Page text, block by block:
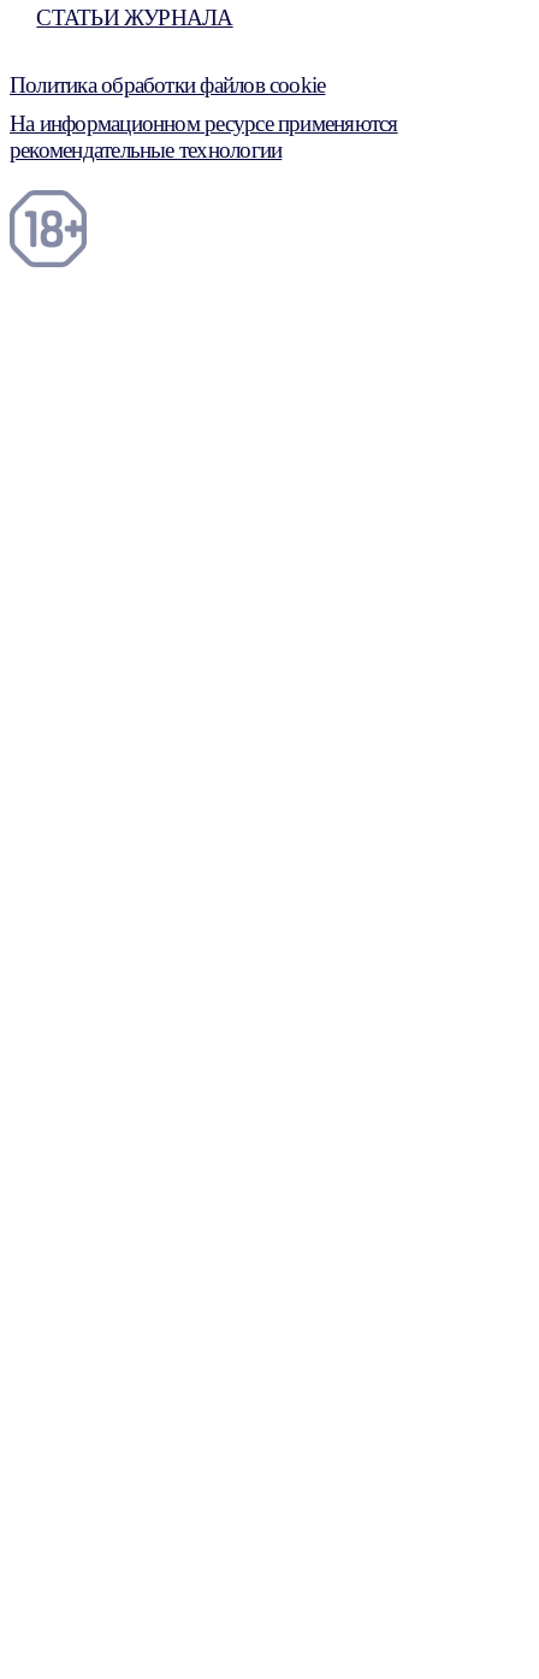
СТАТЬИ ЖУРНАЛА
Политика обработки файлов cookie
На информационном ресурсе применяются
рекомендательные технологии